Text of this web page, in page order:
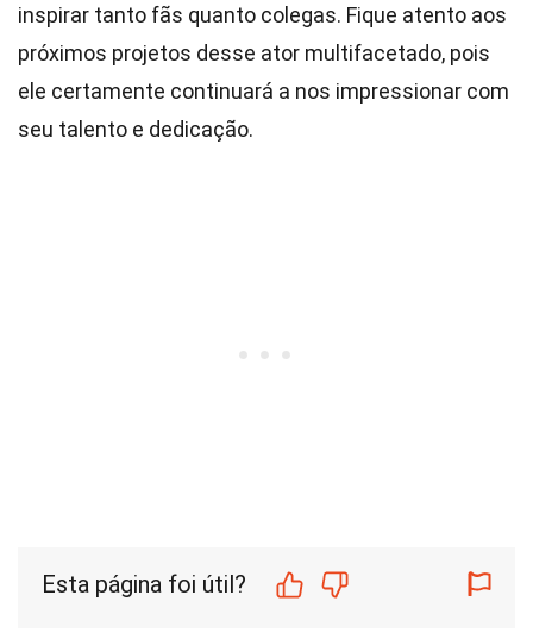
inspirar tanto fãs quanto colegas. Fique atento aos
próximos projetos desse ator multifacetado, pois
ele certamente continuará a nos impressionar com
seu talento e dedicação.
Esta página foi útil?